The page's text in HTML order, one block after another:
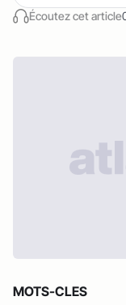
Écoutez cet article
MOTS-CLES